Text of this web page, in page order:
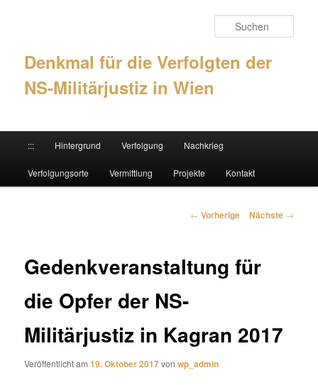
Denkmal für die Verfolgten der
NS-Militärjustiz in Wien
Zum Inhalt wechseln
Zum sekundären Inhalt wechseln
::: Hintergrund Verfolgung Nachkrieg
Verfolgungsorte Vermittlung Projekte Kontakt
Artikelnavigation
← Vorherige Nächste →
Gedenkveranstaltung für
die Opfer der NS-
Militärjustiz in Kagran 2017
Veröffentlicht am19. Oktober 2017vonwp_admin